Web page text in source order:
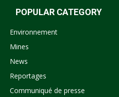
POPULAR CATEGORY
Environnement
Mines
News
Reportages
Communiqué de presse